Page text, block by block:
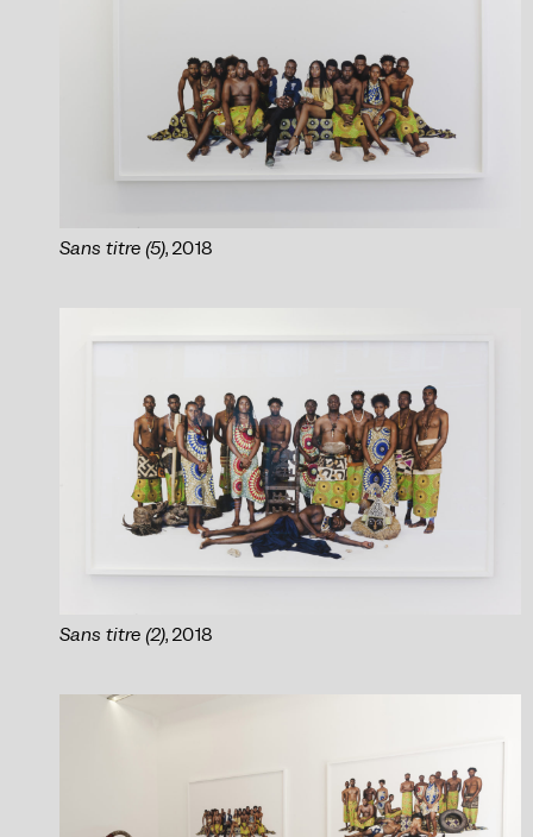
Sans titre (5), 2018
Sans titre (2), 2018